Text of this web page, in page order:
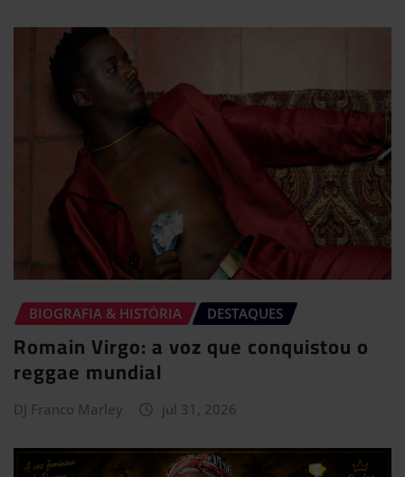
BIOGRAFIA & HISTÓRIA DESTAQUES
Romain Virgo: a voz que conquistou o
reggae mundial
DJ Franco Marley jul 31, 2026